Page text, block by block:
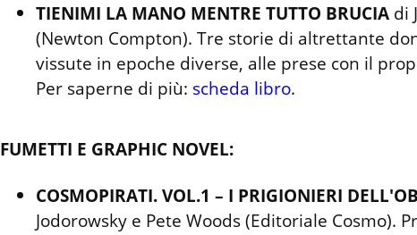
TIENIMI LA MANO MENTRE TUTTO BRUCIA di
(Newton Compton). Tre storie di altrettante
vissute in epoche diverse, alle prese con il
Per saperne di più: scheda libro.
FUMETTI E GRAPHIC NOVEL:
COSMOPIRATI. VOL.1 – I PRIGIONIERI
Jodorowsky e Pete Woods (Editoriale Cosmo).